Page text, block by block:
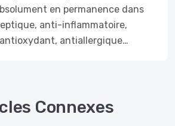
en permanence dans
anti-inflammatoire,
antiallergique…
Connexes